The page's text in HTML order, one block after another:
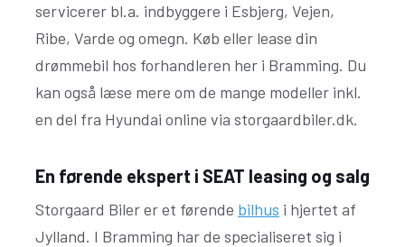
servicerer bl.a. indbyggere i Esbjerg, Vejen,
Ribe, Varde og omegn. Køb eller lease din
drømmebil hos forhandleren her i Bramming. Du
kan også læse mere om de mange modeller inkl.
en del fra Hyundai online via storgaardbiler.dk.
En førende ekspert i SEAT leasing og salg
Storgaard Biler er et førende bilhus i hjertet af
Jylland. I Bramming har de specialiseret sig i